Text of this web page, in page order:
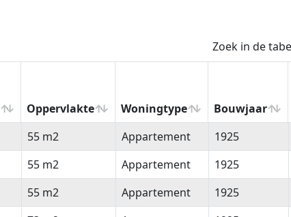
Zoek in de
Oppervlakte Woningtype Bouwjaar
Oppervlakte Woningtype Bouwjaar
55 m2 Appartement 1925
55 m2 Appartement 1925
55 m2 Appartement 1925